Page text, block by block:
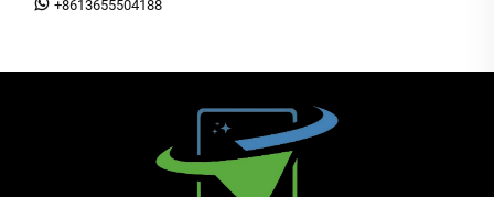
+8613655504188